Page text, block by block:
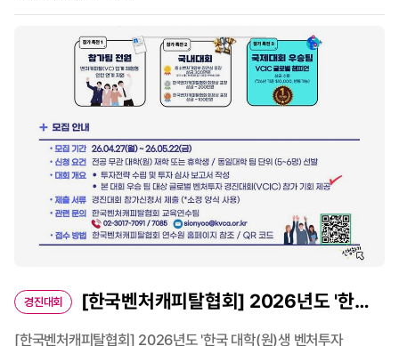
경진대회
대학(원)생 벤처투자 경진대회 (UVICK)' 참가팀
[한국벤처캐피탈협회] 2026년도 '한국 대학(원)생 벤처투자